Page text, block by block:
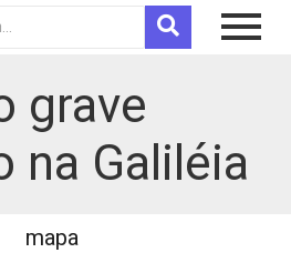
grave
na Galiléia